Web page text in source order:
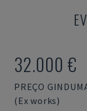
32.000 €
PREÇO
(Ex works)